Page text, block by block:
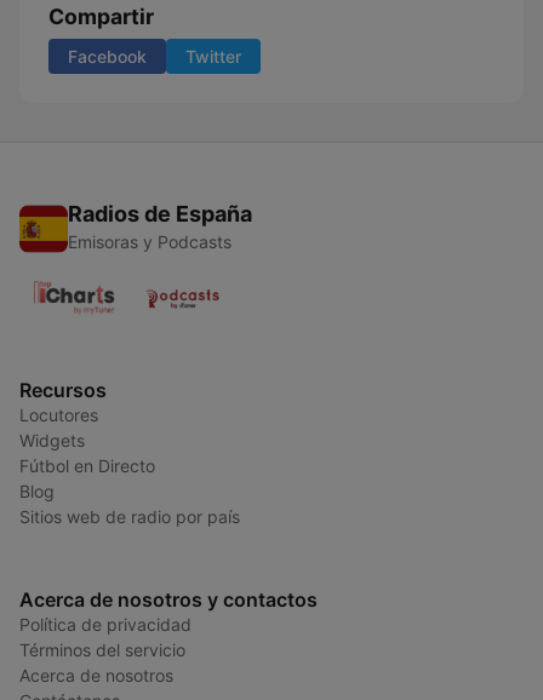
Compartir
Facebook Twitter
Radios de España
Emisoras y Podcasts
Recursos
Locutores
Widgets
Fútbol en Directo
Blog
Sitios web de radio por país
Acerca de nosotros y contactos
Política de privacidad
Términos del servicio
Acerca de nosotros